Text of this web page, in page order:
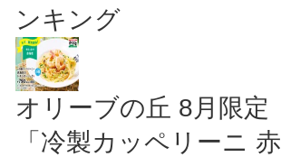
ンキング
オリーブの丘 8月限定
「冷製カッペリーニ 赤